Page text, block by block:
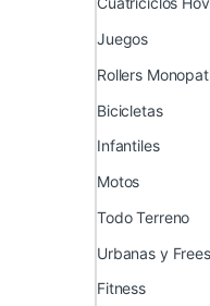
Juegos
Rollers
Bicicletas
Infantiles
Motos
Todo Terreno
Urbanas y
Fitness